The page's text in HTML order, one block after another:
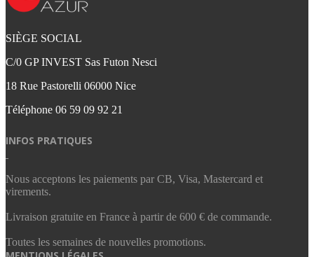
SIÈGE SOCIAL
C/0 GP INVEST Sas Futon Nesci
18 Rue Pastorelli 06000 Nice
Téléphone 06 59 09 92 21‬
INFOS PRATIQUES
Nous acceptons les paiements par CB, Visa, Mastercard et
virements.
Livraison gratuite en France à partir de 600 € de commande.
Toutes les semaines de nouvelles promotions.